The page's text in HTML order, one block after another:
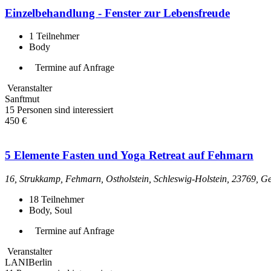
Einzelbehandlung - Fenster zur Lebensfreude
1 Teilnehmer
Body
Termine auf Anfrage
Veranstalter
Sanftmut
15 Personen sind interessiert
450 €
5 Elemente Fasten und Yoga Retreat auf Fehmarn
16, Strukkamp, Fehmarn, Ostholstein, Schleswig-Holstein, 23769,
18 Teilnehmer
Body, Soul
Termine auf Anfrage
Veranstalter
LANIBerlin